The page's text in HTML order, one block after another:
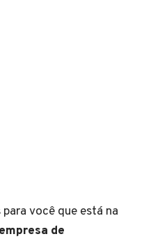
você que está na
de